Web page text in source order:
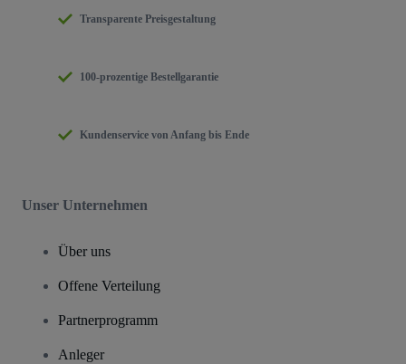
Transparente Preisgestaltung
100-prozentige Bestellgarantie
Kundenservice von Anfang bis Ende
Unser Unternehmen
Über uns
Offene Verteilung
Partnerprogramm
Anleger